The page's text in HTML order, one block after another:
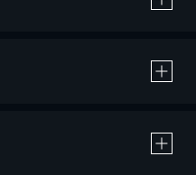
決済による作品の購入 / レンタルです。
ンタルは、20％のポイント還元です。